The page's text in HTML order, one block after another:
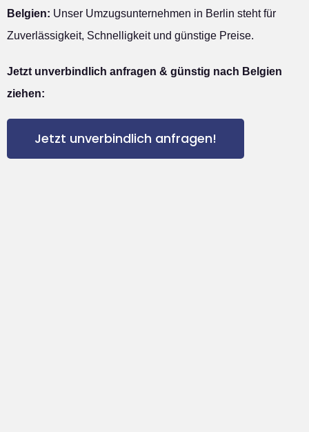
Belgien: Unser Umzugsunternehmen in Berlin steht für
Zuverlässigkeit, Schnelligkeit und günstige Preise.
Jetzt unverbindlich anfragen & günstig nach Belgien
ziehen:
Jetzt unverbindlich anfragen!